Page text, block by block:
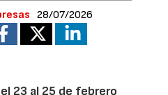
28/07/2026
23 al 25 de febrero